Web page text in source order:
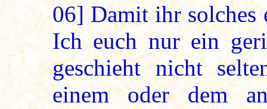
06] Damit ihr solches
Ich euch nur ein
geschieht nicht
einem oder dem